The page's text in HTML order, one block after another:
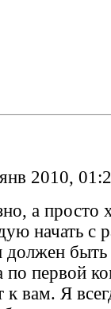
2010,
а просто
начать с
должен
первой
вам. Я